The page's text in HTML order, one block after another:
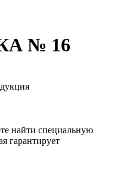
№ 16
найти специальную
гарантирует